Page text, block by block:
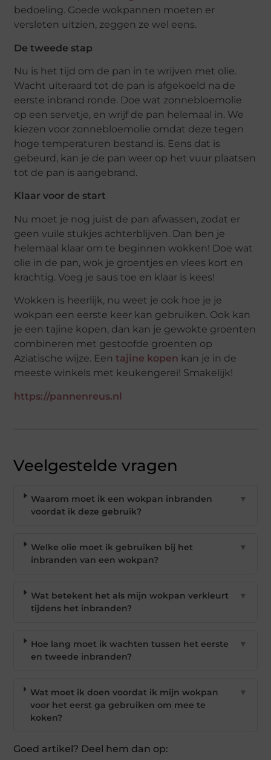
bedoeling. Goede wokpannen moeten er
versleten uitzien, zeggen ze wel eens.
De tweede stap
Nu is het tijd om de pan in te wrijven met olie.
Wacht uiteraard tot de pan is afgekoeld na de
eerste inbrand ronde. Doe wat zonnebloemolie
op een servetje, en wrijf de pan helemaal in. We
kiezen voor zonnebloemolie omdat deze tegen
hoge temperaturen bestand is. Eens dat is
gebeurd, kan je de pan weer op het vuur plaatsen
tot de pan is aangebrand.
Klaar voor de start
Nu moet je nog juist de pan afwassen, zodat er
geen vuile stukjes achterblijven. Dan ben je
helemaal klaar om te beginnen wokken! Doe wat
olie in de pan, wok je groentjes en vlees kort en
krachtig. Voeg je saus toe en klaar is kees!
Wokken is heerlijk, nu weet je ook hoe je je
wokpan een eerste keer kan gebruiken. Ook kan
je een tajine kopen, dan kan je gewokte groenten
combineren met gestoofde groenten op
Aziatische wijze. Eentajine kopen kan je in de
meeste winkels met keukengerei! Smakelijk!
https://pannenreus.nl
Veelgestelde vragen
Waarom moet ik een wokpan inbranden
voordat ik deze gebruik?
▼
Welke olie moet ik gebruiken bij het
inbranden van een wokpan?
▼
Wat betekent het als mijn wokpan verkleurt
tijdens het inbranden?
▼
Hoe lang moet ik wachten tussen het eerste
en tweede inbranden?
▼
Wat moet ik doen voordat ik mijn wokpan
voor het eerst ga gebruiken om mee te
koken?
▼
Goed artikel? Deel hem dan op: